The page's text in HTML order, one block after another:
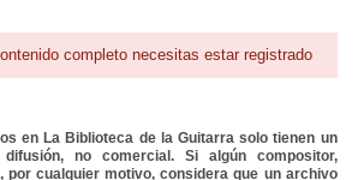
completo necesitas estar registrado
en La Biblioteca de la Guitarra solo tienen un
no comercial. Si algún compositor,
por cualquier motivo, considera que un archivo